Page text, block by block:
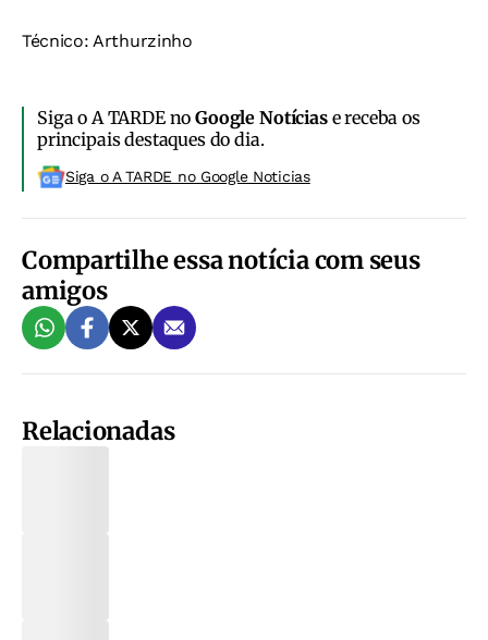
Técnico: Arthurzinho
Siga o A TARDE noGoogle Notíciase receba os
principais destaques do dia.
Siga o A TARDE no Google Noticias
Compartilhe essa notícia com seus
amigos
Relacionadas